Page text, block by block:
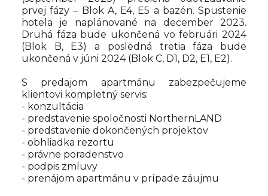
prvej fázy – Blok A, E4, E5 a bazén. Spustenie
hotela je naplánované na december 2023.
Druhá fáza bude ukončená vo februári 2024
(Blok B, E3) a posledná tretia fáza bude
ukončená v júni 2024 (Blok C, D1, D2, E1, E2).
S predajom apartmánu zabezpečujeme
klientovi kompletný servis:
- konzultácia
- predstavenie spoločnosti NorthernLAND
- predstavenie dokončených projektov
- obhliadka rezortu
- právne poradenstvo
- podpis zmluvy
- prenájom apartmánu v prípade záujmu